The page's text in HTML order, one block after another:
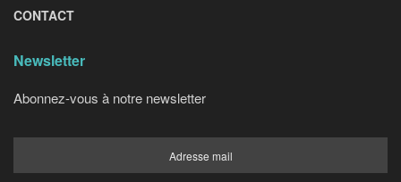
CONTACT
Newsletter
Abonnez-vous à notre newsletter